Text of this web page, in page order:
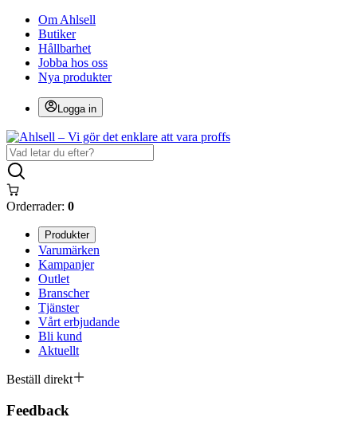
Om Ahlsell
Butiker
Hållbarhet
Jobba hos oss
Nya produkter
Logga in
Orderrader: 0
Produkter
Varumärken
Kampanjer
Outlet
Branscher
Tjänster
Vårt erbjudande
Bli kund
Aktuellt
Beställ direkt
Feedback